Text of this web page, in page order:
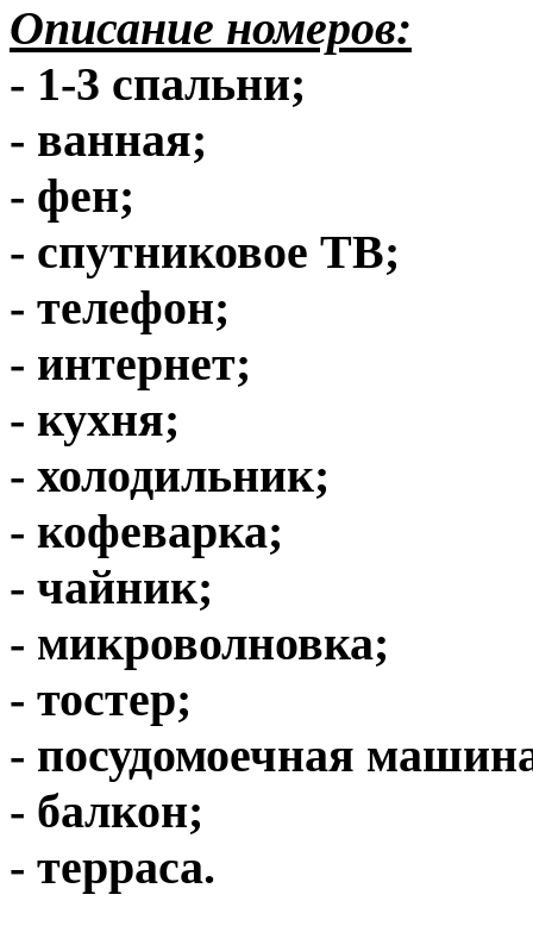
Описание номеров:
- 1-3 спальни;
- ванная;
- фен;
- спутниковое ТВ;
- телефон;
- интернет;
- кухня;
- холодильник;
- кофеварка;
- чайник;
- микроволновка;
- тостер;
- посудомоечная
- балкон;
- терраса.